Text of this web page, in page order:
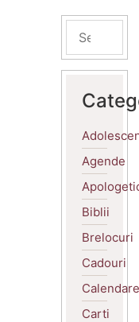
Agende
Biblii
Brelocuri
Cadouri
Calendare
Carti